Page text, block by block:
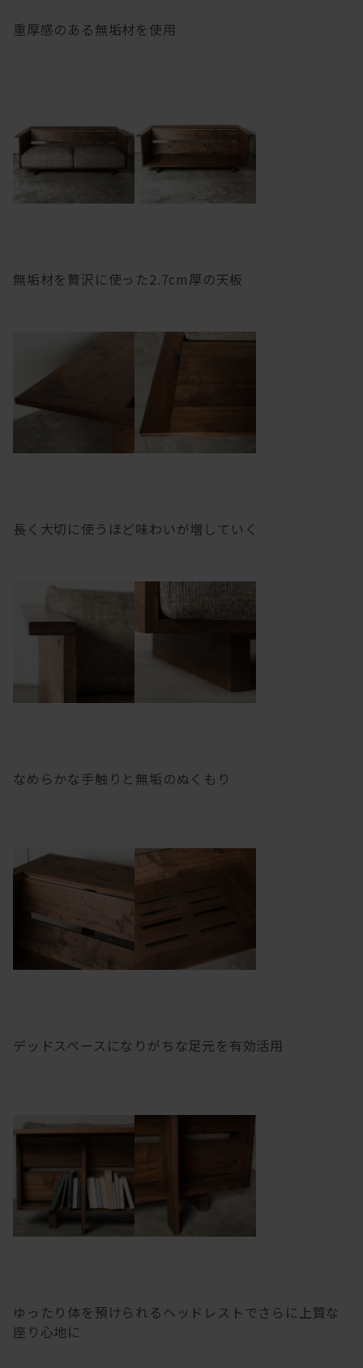
重厚感のある無垢材を使用
無垢材を贅沢に使った2.7cm厚の天板
長く大切に使うほど味わいが増していく
なめらかな手触りと無垢のぬくもり
デッドスペースになりがちな足元を有効活用
ゆったり体を預けられるヘッドレストでさらに上質な
座り心地に